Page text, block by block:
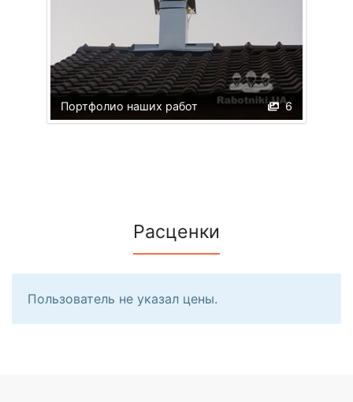
6
Портфолио наших работ
Расценки
Пользователь не указал цены.